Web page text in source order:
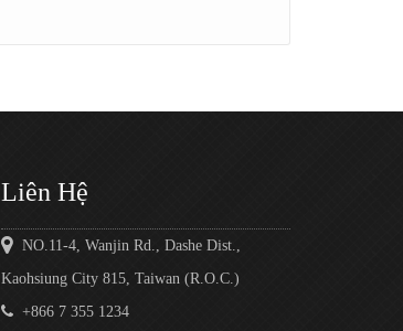
Liên Hệ
NO.11-4, Wanjin Rd., Dashe Dist.,
Kaohsiung City 815, Taiwan (R.O.C.)
+866 7 355 1234